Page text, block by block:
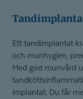
Ett tandimplantat
och munhygien,
Med god munvård
implantat. Du får